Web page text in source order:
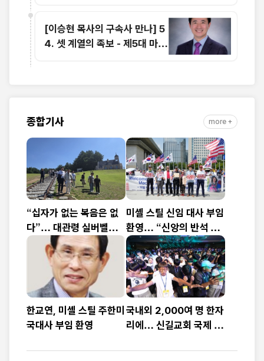
[이승현 목사의 구속사 만나] 5
4. 셋 계열의 족보 - 제5대 마할
종합기사 more +
“십자가 없는 복음은 없
다”… 대관령 실버벨교
회 김은호 목사 특별초청
미셸 스틸 신임 대사 부임
환영… “신앙의 반석 위
에 한미동맹 새 도약 기
대”
한교연, 미셸 스틸 주한미
국대사 부임 환영
국내외 2,000여 명 한자
리에… 신길교회 국제 청
성료